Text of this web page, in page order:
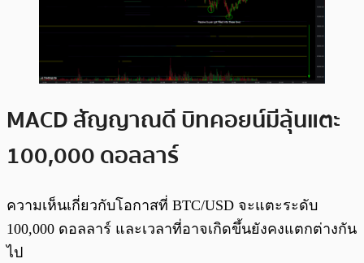
MACD สัญญาณดี บิทคอยน์มีลุ้นแตะ
100,000 ดอลลาร์
ความเห็นเกี่ยวกับโอกาสที่ BTC/USD จะแตะระดับ
100,000 ดอลลาร์ และเวลาที่อาจเกิดขึ้นยังคงแตกต่างกัน
ไป